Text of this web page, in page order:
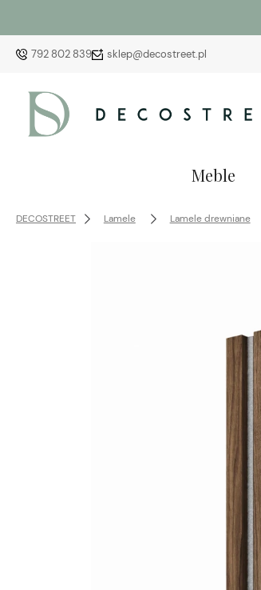
792 802 839 sklep@decostreet.pl
Meble
DECOSTREET Lamele Lamele drewniane